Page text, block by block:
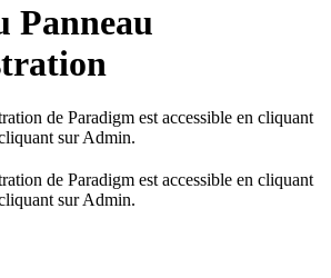
Panneau
de Paradigm est accessible en cliquant
sur Admin.
de Paradigm est accessible en cliquant
sur Admin.